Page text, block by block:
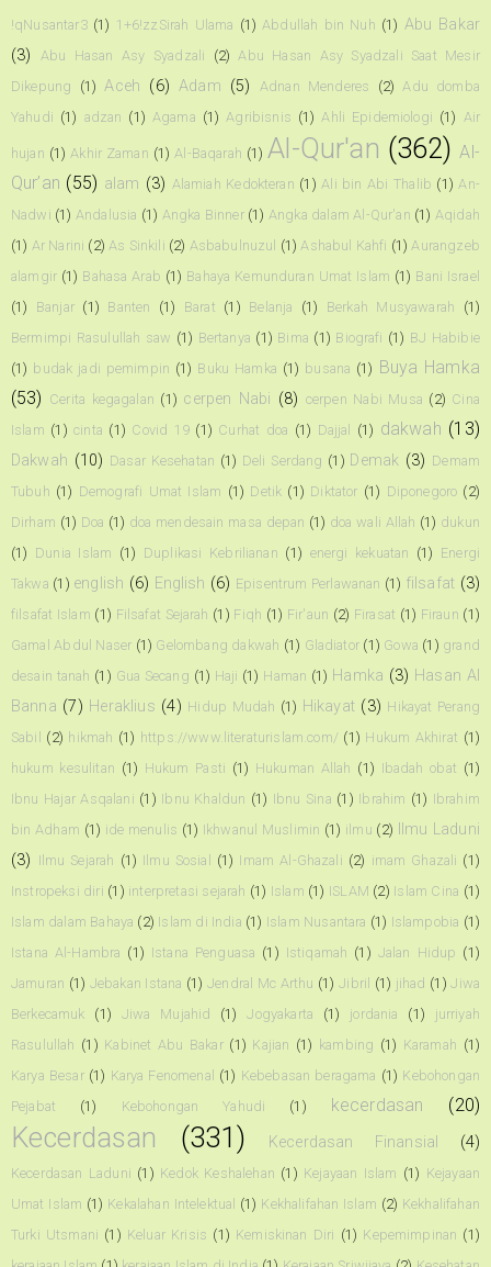
!qNusantar3 (1) 1+6!zzSirah Ulama (1) Abdullah bin Nuh (1) Abu Bakar
(3)
Abu Hasan Asy Syadzali (2) Abu Hasan Asy Syadzali Saat Mesir
Dikepung
(1) Aceh (6) Adam (5) Adnan Menderes (2) Adu domba
Yahudi (1) adzan (1) Agama (1) Agribisnis (1) Ahli Epidemiologi (1) Air
hujan (1) Akhir Zaman (1) Al-Baqarah (1) Al-Qur'an (362) Al-
Qur’an (55) alam (3) Alamiah Kedokteran (1) Ali bin Abi Thalib (1) An-
Nadwi (1) Andalusia (1) Angka Binner (1) Angka dalam Al-Qur'an (1) Aqidah
(1) Ar Narini (2) As Sinkili (2) Asbabulnuzul (1) Ashabul Kahfi (1) Aurangzeb
alamgir (1) Bahasa Arab (1) Bahaya Kemunduran Umat Islam (1) Bani Israel
(1)
Banjar (1) Banten (1) Barat (1) Belanja (1) Berkah Musyawarah
(1)
Bermimpi Rasulullah saw (1) Bertanya (1) Bima (1) Biografi (1) BJ Habibie
(1) budak jadi pemimpin (1) Buku Hamka (1) busana (1) Buya Hamka
(53) Cerita kegagalan (1) cerpen Nabi (8) cerpen Nabi Musa (2) Cina
Islam (1) cinta (1) Covid 19 (1) Curhat doa (1) Dajjal (1) dakwah (13)
Dakwah (10) Dasar Kesehatan (1) Deli Serdang (1) Demak (3) Demam
Tubuh (1) Demografi Umat Islam (1) Detik (1) Diktator (1) Diponegoro (2)
Dirham (1) Doa (1) doa mendesain masa depan (1) doa wali Allah (1) dukun
(1) Dunia Islam (1) Duplikasi Kebrilianan (1) energi kekuatan (1) Energi
Takwa (1) english (6) English (6) Episentrum Perlawanan (1) filsafat (3)
filsafat Islam (1) Filsafat Sejarah (1) Fiqh (1) Fir'aun (2) Firasat (1) Firaun (1)
Gamal Abdul Naser (1) Gelombang dakwah (1) Gladiator (1) Gowa (1) grand
desain tanah (1) Gua Secang (1) Haji (1) Haman (1) Hamka (3) Hasan Al
Banna (7) Heraklius (4) Hidup Mudah (1) Hikayat (3) Hikayat Perang
Sabil
(2) hikmah (1) https://www.literaturislam.com/ (1) Hukum Akhirat (1)
hukum kesulitan (1) Hukum Pasti (1) Hukuman Allah (1) Ibadah obat (1)
Ibnu Hajar Asqalani (1) Ibnu Khaldun (1) Ibnu Sina (1) Ibrahim (1) Ibrahim
bin Adham (1) ide menulis (1) Ikhwanul Muslimin (1) ilmu (2)
Ilmu Laduni
(3) Ilmu Sejarah (1) Ilmu Sosial (1) Imam Al-Ghazali (2) imam Ghazali (1)
Instropeksi diri (1) interpretasi sejarah (1) Islam (1) ISLAM (2) Islam Cina (1)
Islam dalam Bahaya (2) Islam di India (1) Islam Nusantara (1) Islampobia (1)
Istana Al-Hambra (1) Istana Penguasa (1) Istiqamah (1) Jalan Hidup (1)
Jamuran (1) Jebakan Istana (1) Jendral Mc Arthu (1) Jibril (1) jihad (1) Jiwa
Berkecamuk
(1) Jiwa Mujahid (1) Jogyakarta (1) jordania (1)
jurriyah
Rasulullah (1) Kabinet Abu Bakar (1) Kajian (1) kambing (1) Karamah (1)
Karya Besar (1) Karya Fenomenal (1) Kebebasan beragama (1) Kebohongan
Pejabat
(1) Kebohongan Yahudi (1) kecerdasan (20)
Kecerdasan (331) Kecerdasan Finansial (4)
Kecerdasan Laduni (1) Kedok Keshalehan (1) Kejayaan Islam (1) Kejayaan
Umat Islam (1) Kekalahan Intelektual (1) Kekhalifahan Islam (2) Kekhalifahan
Turki Utsmani (1) Keluar Krisis (1) Kemiskinan Diri (1) Kepemimpinan (1)